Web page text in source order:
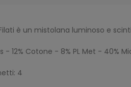
è un mistolana luminoso e
- 12% Cotone - 8% PL Met - 40%
4